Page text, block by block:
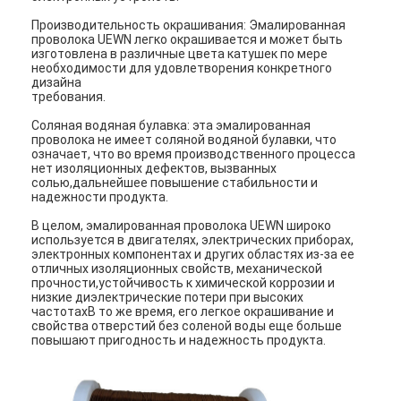
Домой
Продукция
VR Шоу
Производительность окрашивания: Эмалированная
проволока UEWN легко окрашивается и может быть
изготовлена в различные цвета катушек по мере
необходимости для удовлетворения конкретного
дизайна
требования.
Соляная водяная булавка: эта эмалированная
проволока не имеет соляной водяной булавки, что
означает, что во время производственного процесса
нет изоляционных дефектов, вызванных
солью,дальнейшее повышение стабильности и
надежности продукта.
В целом, эмалированная проволока UEWN широко
используется в двигателях, электрических приборах,
электронных компонентах и других областях из-за ее
отличных изоляционных свойств, механической
прочности,устойчивость к химической коррозии и
низкие диэлектрические потери при высоких
частотахВ то же время, его легкое окрашивание и
свойства отверстий без соленой воды еще больше
повышают пригодность и надежность продукта.